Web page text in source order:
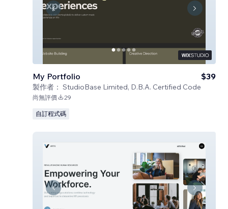
My Portfolio
製作者： StudioBase Limited, D.B.A. Certified Code
$39
尚無評價 29
自訂程式碼